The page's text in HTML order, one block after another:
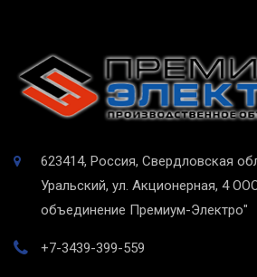
623414, Россия, Свердловская
Уральский, ул. Акционерная, 4
объединение Премиум-Электро"
+7-3439-399-559